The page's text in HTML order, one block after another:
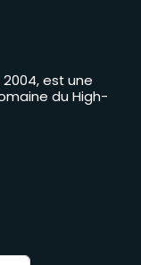
est une
du High-